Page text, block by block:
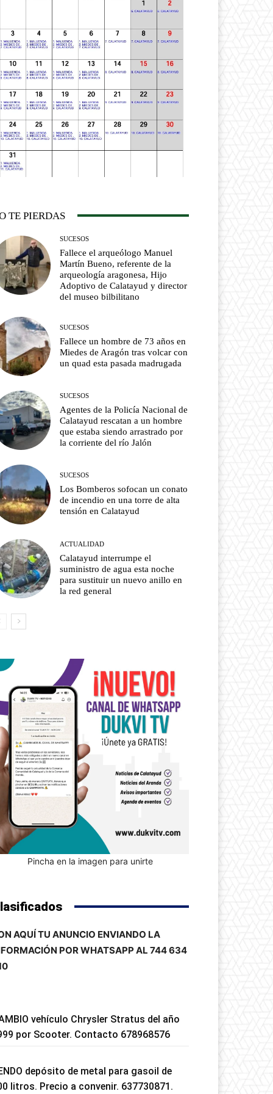
TE PIERDAS
SUCESOS
Fallece el arqueólogo Manuel
Martín Bueno, referente de la
arqueología aragonesa, Hijo
Adoptivo de Calatayud y director
del museo bilbilitano
SUCESOS
Fallece un hombre de 73 años en
Miedes de Aragón tras volcar con
un quad esta pasada madrugada
SUCESOS
Agentes de la Policía Nacional de
Calatayud rescatan a un hombre
que estaba siendo arrastrado por
la corriente del río Jalón
SUCESOS
Los Bomberos sofocan un conato
de incendio en una torre de alta
tensión en Calatayud
ACTUALIDAD
Calatayud interrumpe el
suministro de agua esta noche
para sustituir un nuevo anillo en
la red general
Pincha en la imagen para unirte
AQUÍ TU ANUNCIO ENVIANDO LA
POR WHATSAPP AL 744 634
vehículo Chrysler Stratus del año
por Scooter. Contacto 678968576
depósito de metal para gasoil de
litros. Precio a convenir. 637730871.